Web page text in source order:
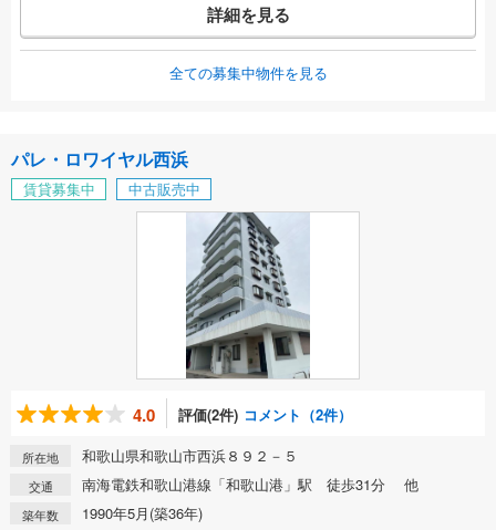
詳細を見る
全ての募集中物件を見る
パレ・ロワイヤル西浜
賃貸募集中 中古販売中
4.0 評価(2件) コメント（2件）
所在地 和歌山県和歌山市西浜８９２－５
交通 南海電鉄和歌山港線「和歌山港」駅 徒歩31分 他
築年数 1990年5月(築36年)